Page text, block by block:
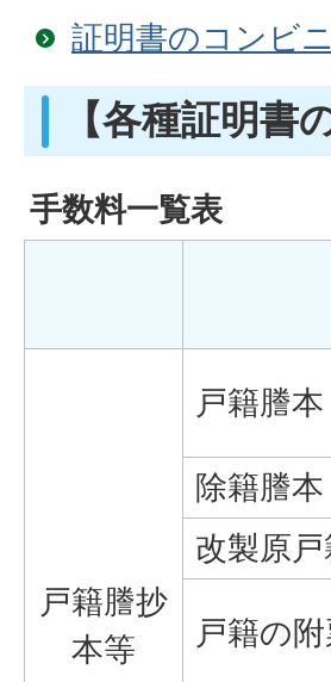
証明書のコンビ
【各種証明書
手数料一覧表
戸籍謄抄
本等
戸籍謄
除籍謄
改製原戸
戸籍の